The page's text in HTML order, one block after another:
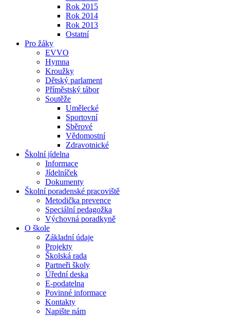
Rok 2015
Rok 2014
Rok 2013
Ostatní
Pro žáky
EVVO
Hymna
Kroužky
Dětský parlament
Příměstský tábor
Soutěže
Umělecké
Sportovní
Sběrové
Vědomostní
Zdravotnické
Školní jídelna
Informace
Jídelníček
Dokumenty
Školní poradenské pracoviště
Metodička prevence
Speciální pedagožka
Výchovná poradkyně
O škole
Základní údaje
Projekty
Školská rada
Partneři školy
Úřední deska
E-podatelna
Povinné informace
Kontakty
Napište nám